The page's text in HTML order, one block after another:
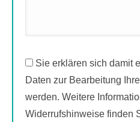
Sie erklären sich damit
Daten zur Bearbeitung
werden. Weitere
Widerrufshinweise finden